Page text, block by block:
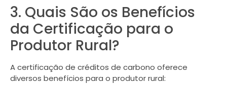
3. Quais São os Benefícios
da Certificação para o
Produtor Rural?
A certificação de créditos de carbono oferece
diversos benefícios para o produtor rural: